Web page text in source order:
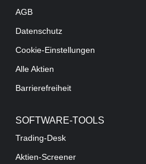
AGB
Datenschutz
Cookie-Einstellungen
Alle Aktien
Barrierefreiheit
SOFTWARE-TOOLS
Trading-Desk
Aktien-Screener